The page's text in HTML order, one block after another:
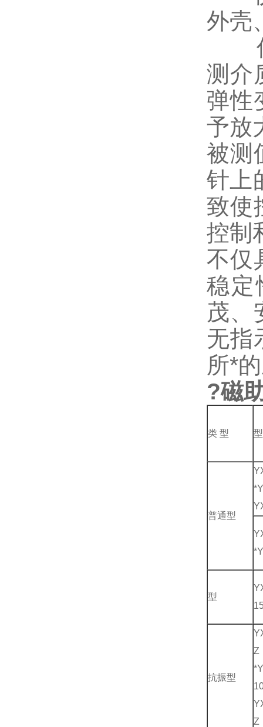
外壳
仪
测介
弹性
予放
被测
针上
致使
控制
不仅
稳定
茂、
无指
所*
?磁
类 型 型
普通型
型
抗振型
Z
Z